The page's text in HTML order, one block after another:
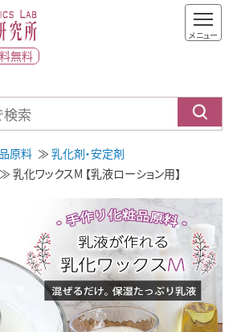
無料
原料
乳化剤・安定剤
乳化ワックスM 【乳液ローション用】